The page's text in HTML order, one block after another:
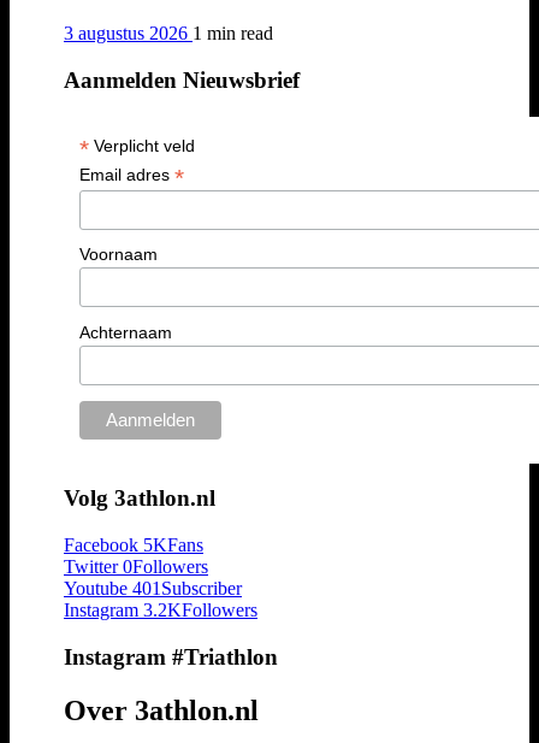
3 augustus 2026 1 min read
Aanmelden Nieuwsbrief
*Verplicht veld
Email adres *
Voornaam
Achternaam
Volg 3athlon.nl
Facebook 5KFans
Twitter 0Followers
Youtube 401 Subscriber
Instagram 3.2KFollowers
Instagram #Triathlon
Over 3athlon.nl